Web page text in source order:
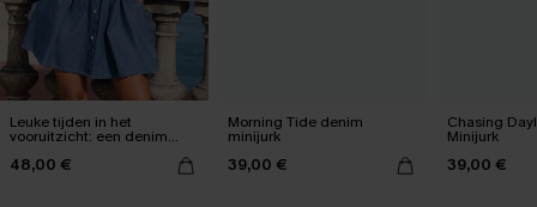
Leuke tijden in het
vooruitzicht: een denim
48,00 €
Morning Tide denim
minijurk
39,00 €
Chasing
Minijurk
39,00 €